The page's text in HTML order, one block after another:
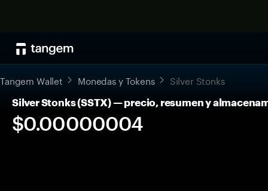
Tangem Wallet Monedas y Tokens Silver Stonks
Silver Stonks (SSTX) — precio, resumen y
$0.00000004